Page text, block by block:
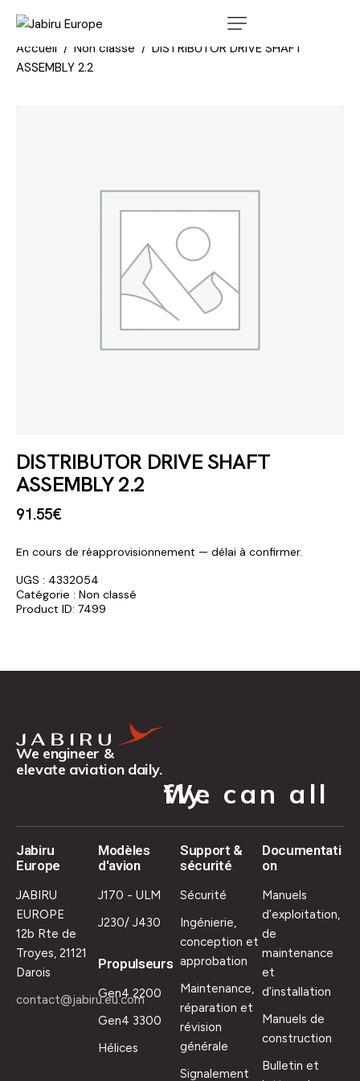
Accueil Non classé
DISTRIBUTOR DRIVE SHAFT
ASSEMBLY 2.2
DISTRIBUTOR DRIVE SHAFT
ASSEMBLY 2.2
91.55€
En cours de réapprovisionnement — délai à confirmer.
UGS : 4332054
Catégorie : Non classé
Product ID: 7499
We engineer &
elevate aviation daily.
We can all fly.
Jabiru
Europe
JABIRU
EUROPE
12b Rte de
Troyes, 21121
Darois
contact@jabiru.eu.com
Modèles
d'avion
J170 - ULM
J230/ J430
Propulseurs
Gen4 2200
Gen4 3300
Hélices
Support &
sécurité
Sécurité
Ingénierie,
conception et
approbation
Maintenance,
réparation et
révision
générale
Signalement
Documentati
on
Manuels
d’exploitation,
de
maintenance
et
d’installation
Manuels de
construction
Bulletin et